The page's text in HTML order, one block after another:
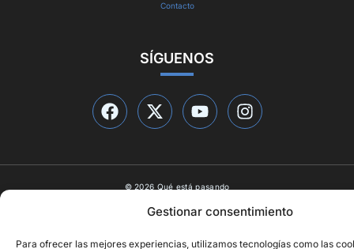
Gestionar consentimiento
Para ofrecer las mejores experiencias, utilizamos tecnologías como las
Contacto
SÍGUENOS
© 2026 Qué está pasando